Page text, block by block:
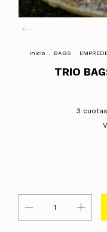
Inicio BAGS
TRIO
3